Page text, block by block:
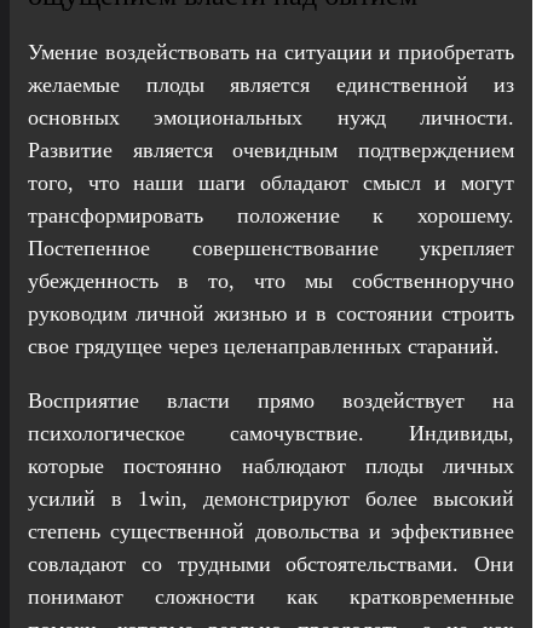
Умение воздействовать на ситуации и приобретать
желаемые плоды является единственной из
основных эмоциональных нужд личности.
Развитие является очевидным подтверждением
того, что наши шаги обладают смысл и могут
трансформировать положение к хорошему.
Постепенное совершенствование укрепляет
убежденность в то, что мы собственноручно
руководим личной жизнью и в состоянии строить
свое грядущее через целенаправленных стараний.
Восприятие власти прямо воздействует на
психологическое самочувствие. Индивиды,
которые постоянно наблюдают плоды личных
усилий в 1win, демонстрируют более высокий
степень существенной довольства и эффективнее
совладают со трудными обстоятельствами. Они
понимают сложности как кратковременные